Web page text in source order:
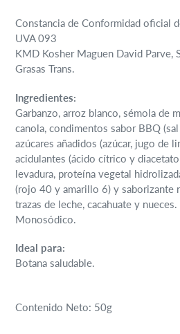
Constancia de Conformidad oficial
UVA 093
KMD Kosher Maguen David Parve,
Grasas Trans.
Ingredientes:
Garbanzo, arroz blanco, sémola de
canola, condimentos sabor BBQ
azúcares añadidos (azúcar, jugo de
acidulantes (ácido cítrico y
levadura, proteína vegetal
(rojo 40 y amarillo 6) y saborizante
trazas de leche, cacahuate y
Monosódico.
Ideal para:
Botana saludable.
Contenido Neto: 50g